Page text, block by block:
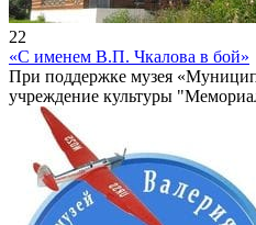
22
«С именем В.П. Чкалова в бой»
При поддержке музея
учреждение культуры